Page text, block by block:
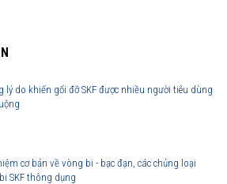
lý do khiến gối đỡ SKF được nhiều người tiêu dùng
cơ bản về vòng bi - bạc đạn, các chủng loại
SKF thông dụng